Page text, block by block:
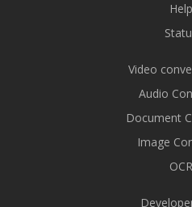
Help
Video
Audio
Document
Image
OCR